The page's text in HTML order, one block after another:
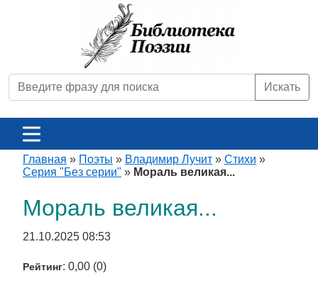
Искать
Главная » Поэты » Владимир Лучит » Стихи »
Серия "Без серии" » Мораль великая...
Мораль великая...
21.10.2025 08:53
Рейтинг: 0,00 (0)